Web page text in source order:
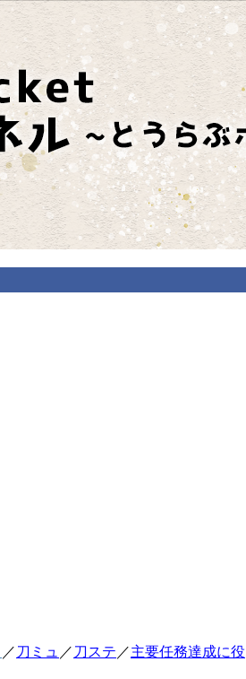
／ 刀ミュ ／ 刀ステ ／主要任務達成に役